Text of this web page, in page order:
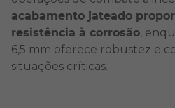
acabamento jateado
resistência à corrosão,
6,5 mm oferece robustez e
situações críticas.